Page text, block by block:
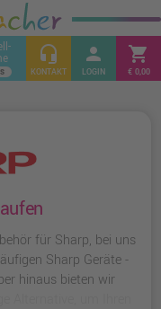
headset_mic
KONTAKT
person
LOGIN
shopping_cart
€ 0,00
für Sharp, bei uns
Sharp Geräte -
hinaus bieten wir